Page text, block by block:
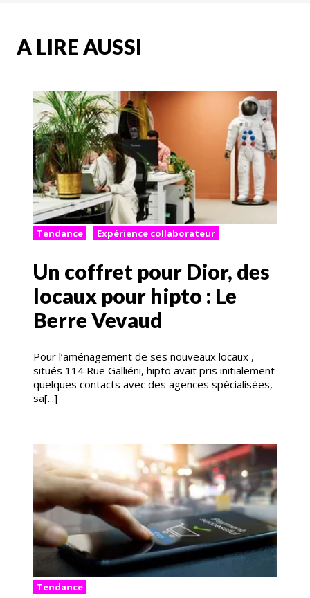
A LIRE AUSSI
Tendance Expérience collaborateur
Un coffret pour Dior, des
locaux pour hipto : Le
Berre Vevaud
Pour l’aménagement de ses nouveaux locaux ,
situés 114 Rue Galliéni, hipto avait pris initialement
quelques contacts avec des agences spécialisées,
sa[...]
Tendance